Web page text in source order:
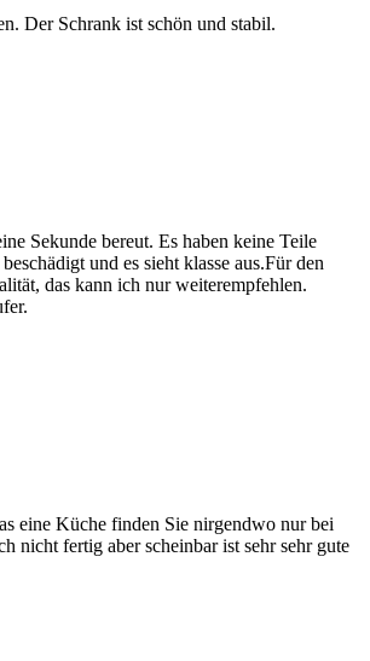
Der Schrank ist schön und stabil.
Sekunde bereut. Es haben keine Teile
und es sieht klasse aus.Für den
das kann ich nur weiterempfehlen.
eine Küche finden Sie nirgendwo nur bei
nicht fertig aber scheinbar ist sehr sehr gute